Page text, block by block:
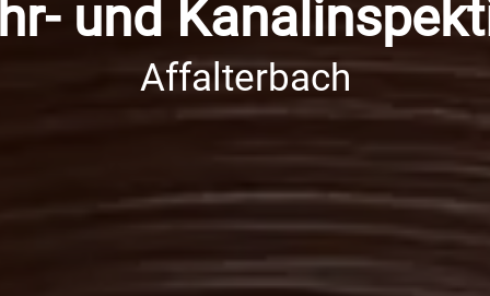
und
Affalterbach